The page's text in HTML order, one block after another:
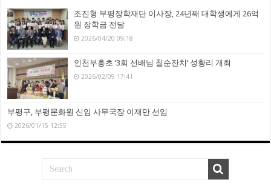
조진형 부평장학재단 이사장, 24년째 대학생에게 26억
원 장학금 전달
2026/04/20 09:18
인천부흥초 ‘3회 선배님 칠순잔치’ 성황리 개최
2026/02/09 17:41
부평구, 부평문화원 신임 사무국장 이재만 선임
2026/01/15 12:55